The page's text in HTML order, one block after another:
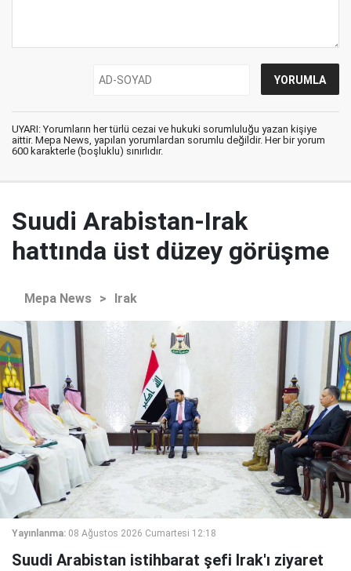
UYARI: Yorumların her türlü cezai ve hukuki sorumluluğu yazan kişiye
aittir. Mepa News, yapılan yorumlardan sorumlu değildir. Her bir yorum
600 karakterle (boşluklu) sınırlıdır.
Suudi Arabistan-Irak
hattında üst düzey görüşme
Mepa News > Irak
Yayınlanma: 08 Ağustos 2026 Cumartesi 12:18
Suudi Arabistan istihbarat şefi Irak'ı ziyaret